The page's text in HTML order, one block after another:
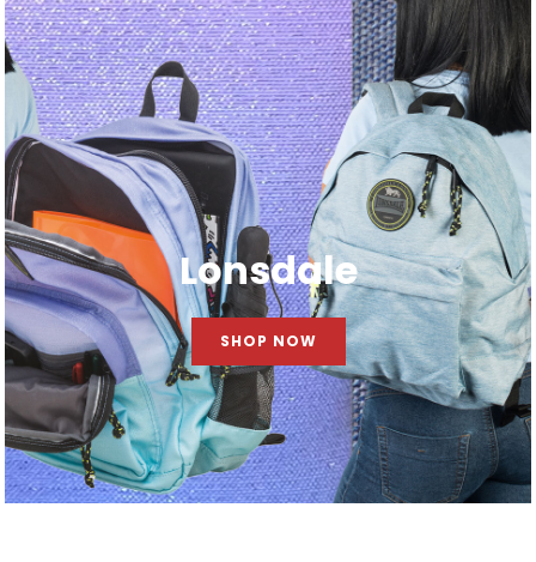
Lonsdale
SHOP NOW